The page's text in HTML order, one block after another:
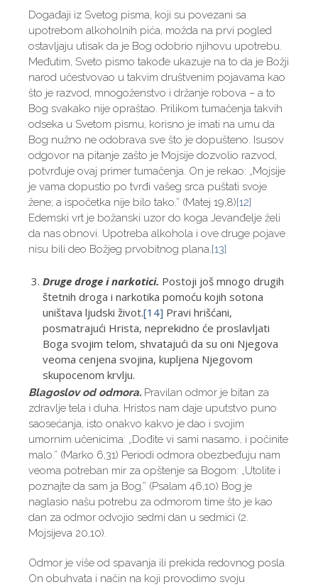
Događaji iz Svetog pisma, koji su povezani sa
upotrebom alkoholnih pića, možda na prvi pogled
ostavljaju utisak da je Bog odobrio njihovu upotrebu.
Međutim, Sveto pismo takođe ukazuje na to da je Božji
narod učestvovao u takvim društvenim pojavama kao
što je razvod, mnogoženstvo i držanje robova – a to
Bog svakako nije opraštao. Prilikom tumačenja takvih
odseka u Svetom pismu, korisno je imati na umu da
Bog nužno ne odobrava sve što je dopušteno. Isusov
odgovor na pitanje zašto je Mojsije dozvolio razvod,
potvrđuje ovaj primer tumačenja. On je rekao: „Mojsije
je vama dopustio po tvrđi vašeg srca puštati svoje
žene; a ispočetka nije bilo tako.” (Matej 19,8)[12]
Edemski vrt je božanski uzor do koga Jevanđelje želi
da nas obnovi. Upotreba alkohola i ove druge pojave
nisu bili deo Božjeg prvobitnog plana.[13]
Druge droge i narkotici. Postoji još mnogo drugih
štetnih droga i narkotika pomoću kojih sotona
uništava ljudski život.[14] Pravi hrišćani,
posmatrajući Hrista, neprekidno će proslavljati
Boga svojim telom, shvatajući da su oni Njegova
veoma cenjena svojina, kupljena Njegovom
skupocenom krvlju.
Blagoslov od odmora. Pravilan odmor je bitan za
zdravlje tela i duha. Hristos nam daje uputstvo puno
saosećanja, isto onakvo kakvo je dao i svojim
umornim učenicima: „Dođite vi sami nasamo, i počinite
malo.” (Marko 6,31) Periodi odmora obezbeđuju nam
veoma potreban mir za opštenje sa Bogom: „Utolite i
poznajte da sam ja Bog.” (Psalam 46,10) Bog je
naglasio našu potrebu za odmorom time što je kao
dan za odmor odvojio sedmi dan u sedmici (2.
Mojsijeva 20,10).
Odmor je više od spavanja ili prekida redovnog posla.
On obuhvata i način na koji provodimo svoju